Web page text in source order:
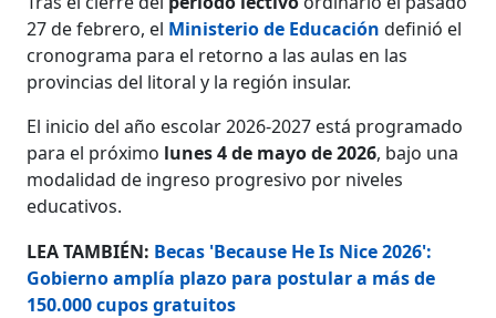
27 de febrero, el Ministerio de Educación definió el
cronograma para el retorno a las aulas en las
provincias del litoral y la región insular.
El inicio del año escolar 2026-2027 está programado
para el próximo lunes 4 de mayo de 2026, bajo una
modalidad de ingreso progresivo por niveles
educativos.
LEA TAMBIÉN: Becas 'Because He Is Nice 2026':
Gobierno amplía plazo para postular a más de
150.000 cupos gratuitos